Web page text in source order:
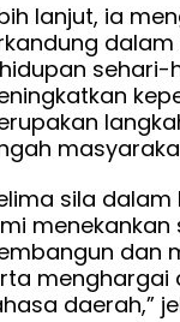
lanjut, ia
sehari-
sila
dan
menghargai
daerah,”